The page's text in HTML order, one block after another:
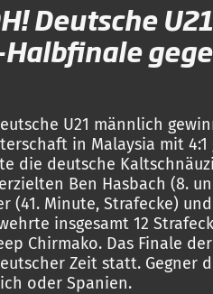
Deutsche
U21 männlich
in Malaysia mit
die deutsche
Ben Hasbach (8.
(41. Minute, Strafecke)
insgesamt 12
Chirmako. Das Finale
Zeit statt. Gegner
oder Spanien.